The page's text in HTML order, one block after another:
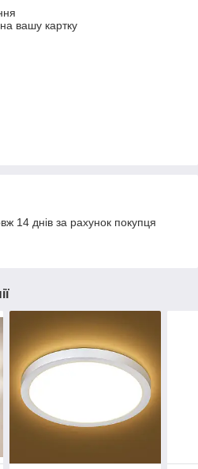
вашу картку
14 днів за рахунок покупця